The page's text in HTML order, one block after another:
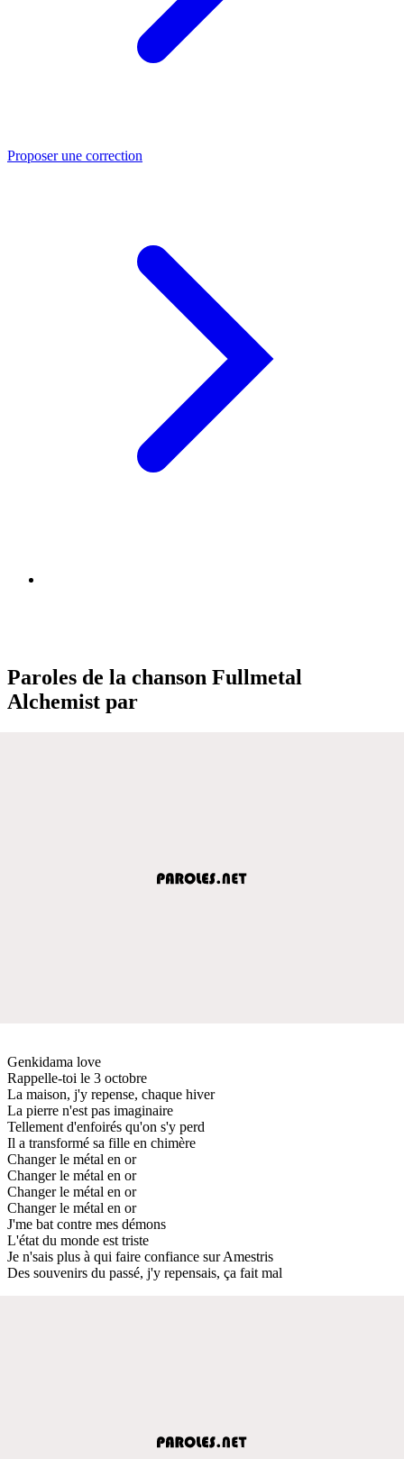
Proposer une correction
Paroles de la chanson Fullmetal
Alchemist par
Genkidama love
Rappelle-toi le 3 octobre
La maison, j'y repense, chaque hiver
La pierre n'est pas imaginaire
Tellement d'enfoirés qu'on s'y perd
Il a transformé sa fille en chimère
Changer le métal en or
Changer le métal en or
Changer le métal en or
Changer le métal en or
J'me bat contre mes démons
L'état du monde est triste
Je n'sais plus à qui faire confiance sur Amestris
Des souvenirs du passé, j'y repensais, ça fait mal